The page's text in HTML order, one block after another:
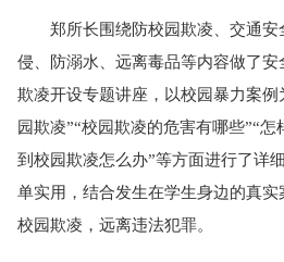
郑所长围绕防校园欺凌、交通安
侵、防溺水、远离毒品等内容做了
欺凌开设专题讲座，以校园暴力案
园欺凌”“校园欺凌的危害有哪些”“怎
到校园欺凌怎么办”等方面进行了详
单实用，结合发生在学生身边的真
校园欺凌，远离违法犯罪。